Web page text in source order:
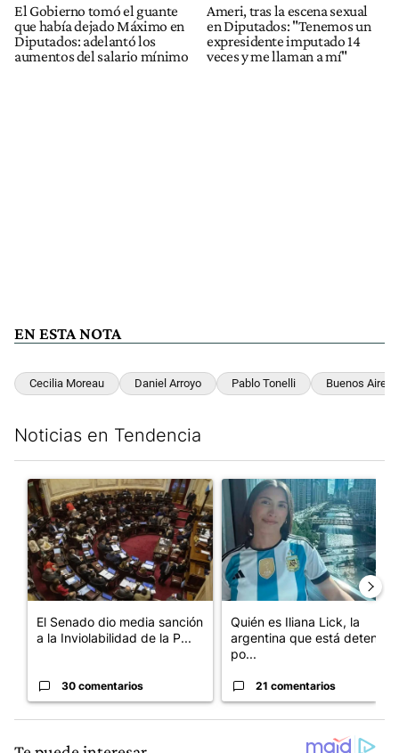
El Gobierno tomó el guante
que había dejado Máximo en
Diputados: adelantó los
aumentos del salario mínimo
Ameri, tras la escena sexual
en Diputados: "Tenemos un
expresidente imputado 14
veces y me llaman a mí"
EN ESTA NOTA
Cecilia Moreau Daniel Arroyo Pablo Tonelli Buenos Aires
Noticias en Tendencia
Un artículo de tendencia con el título "El Senado dio media
El Senado dio media sanción
a la Inviolabilidad de la P...
30 comentarios
Un artículo de tendencia con
Quién es Iliana Lick, la
argentina que está detenida
po...
21 comentarios